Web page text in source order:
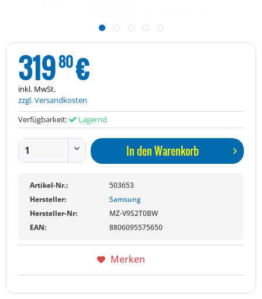
31980€
inkl. MwSt.
zzgl. Versandkosten
Verfügbarkeit:
Lagernd
In denWarenkorb
Artikel-Nr.:
503653
Hersteller:
Samsung
Hersteller-Nr:
MZ-V9S2T0BW
EAN:
8806095575650
Merken